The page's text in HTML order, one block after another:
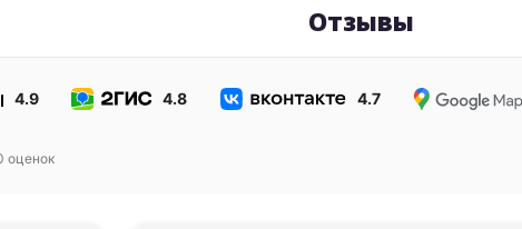
Отзывы
4.9 4.8 4.7
оценок